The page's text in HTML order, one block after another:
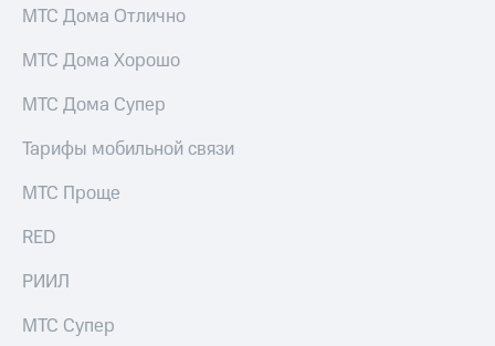
Еврооблигации-2023
о
именных
облигаций
Другое
Регистратор
Реквизиты
развитие
этика
На главную
МТС Дома Отлично
МТС Дома Хорошо
МТС Дома Супер
Тарифы мобильной связи
МТС Проще
RED
РИИЛ
МТС Супер